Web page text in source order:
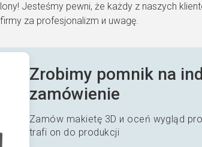
Jesteśmy pewni, że każdy z naszych
za profesjonalizm и uwagę.
Zrobimy pomnik na
zamówienie
Zamów makietę 3D и oceń wygląd
trafi on do produkcji